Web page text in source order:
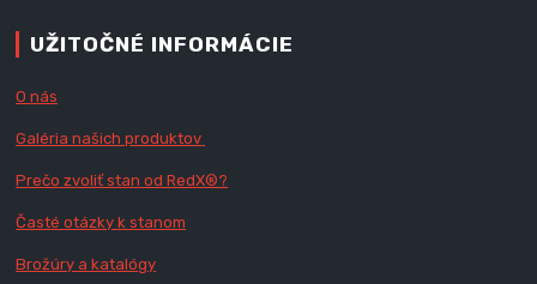
UŽITOČNÉ INFORMÁCIE
O nás
Galéria našich produktov
Prečo zvoliť stan od RedX®?
Časté otázky k stanom
Brožúry a katalógy